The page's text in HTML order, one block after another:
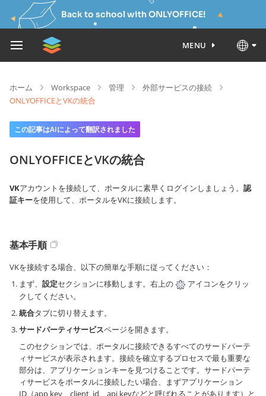
Back to school with ONLYOFFICE!
MENU
ホーム Workspace 管理
外部サービスの接続
ONLYOFFICEとVKの統合
この記事はAIによって翻訳されました
ONLYOFFICEとVKの統合
VKアカウントを接続して、ポータルに素早くログインしましょう。 認
証キーを使用して、ポータルをVKに接続します。
基本手順
VKを接続する場合、以下の簡単な手順に従ってください：
まず、 設定セクションに移動します。右上の
アイコンをクリッ
クしてください。
統合タブに切り替えます。
サードパーティサービスページを開きます。
このセクションでは、ポータルに接続できるすべてのサードパーテ
ィサービスが表示されます。接続を確立するプロセスで最も重要な
部分は、アプリケーションキーを見つけることです。サードパーテ
ィサービスをポータルに接続したい場合、まずアプリケーション
ID（app key、client_id、api keyなどと呼ばれることがあります）と